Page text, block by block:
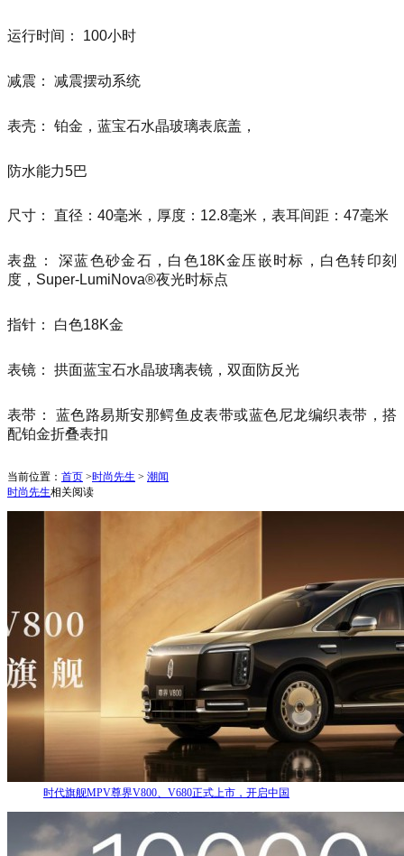
运行时间： 100小时
减震： 减震摆动系统
表壳： 铂金，蓝宝石水晶玻璃表底盖，
防水能力5巴
尺寸： 直径：40毫米，厚度：12.8毫米，表耳间距：47毫米
表盘： 深蓝色砂金石，白色18K金压嵌时标，白色转印刻
度，Super-LumiNova®夜光时标点
指针： 白色18K金
表镜： 拱面蓝宝石水晶玻璃表镜，双面防反光
表带： 蓝色路易斯安那鳄鱼皮表带或蓝色尼龙编织表带，搭
配铂金折叠表扣
当前位置： 首页 >时尚先生 > 潮闻
时尚先生相关阅读
时代旗舰MPV尊界V800、V680正式上市，开启中国